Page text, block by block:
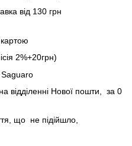
від 130 грн
2%+20грн)
Saguaro
відділенні Нової пошти, за 0
що не підійшло,